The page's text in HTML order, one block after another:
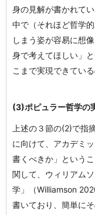
身の見解が書かれて
中で（それほど哲学
しまう姿が容易に想
身で考えてほしい」
こまで実現できてい
(3)ポピュラー哲学の
上述の３節の(2)で指
に向けて、アカデミ
書くべきか」という
関して、ウィリアム
学」（Williamson
書いており、簡単にそ